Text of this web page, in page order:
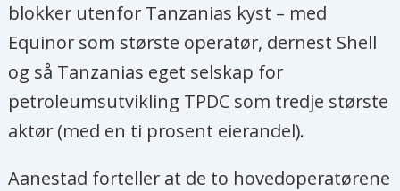
blokker utenfor Tanzanias kyst – med
Equinor som største operatør, dernest Shell
og så Tanzanias eget selskap for
petroleumsutvikling TPDC som tredje største
aktør (med en ti prosent eierandel).
Aanestad forteller at de to hovedoperatørene